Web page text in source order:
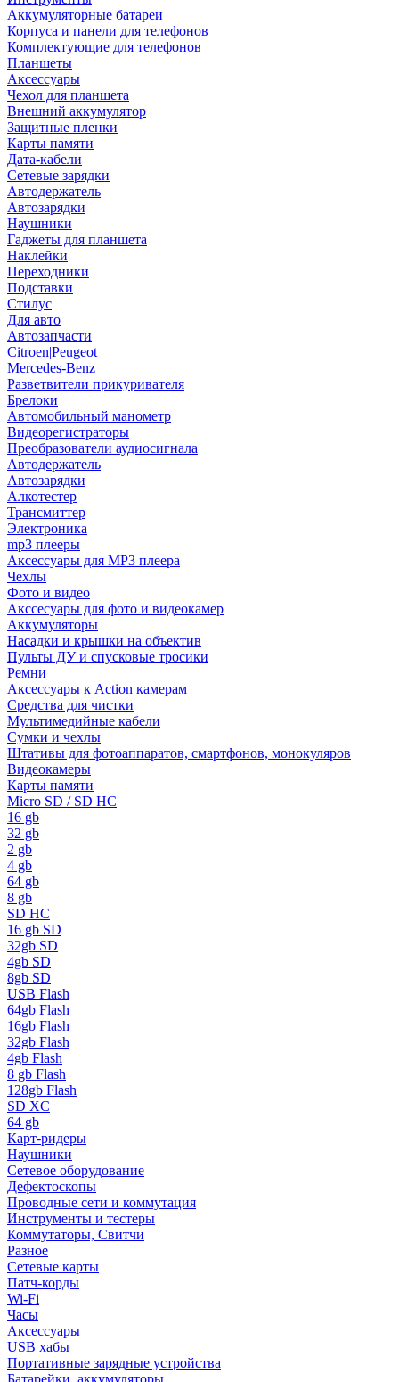
Аккумуляторные батареи
Корпуса и панели для телефонов
Комплектующие для телефонов
Планшеты
Аксессуары
Чехол для планшета
Внешний аккумулятор
Защитные пленки
Карты памяти
Дата-кабели
Сетевые зарядки
Автодержатель
Автозарядки
Наушники
Гаджеты для планшета
Наклейки
Переходники
Подставки
Стилус
Для авто
Автозапчасти
Citroen|Peugeot
Mercedes-Benz
Разветвители прикуривателя
Брелоки
Автомобильный манометр
Видеорегистраторы
Преобразователи аудиосигнала
Автодержатель
Автозарядки
Алкотестер
Трансмиттер
Электроника
mp3 плееры
Аксессуары для MP3 плеера
Чехлы
Фото и видео
Акссесуары для фото и видеокамер
Аккумуляторы
Насадки и крышки на объектив
Пульты ДУ и спусковые тросики
Ремни
Аксессуары к Action камерам
Средства для чистки
Мультимедийные кабели
Сумки и чехлы
Штативы для фотоаппаратов, смартфонов, монокуляров
Видеокамеры
Карты памяти
Micro SD / SD HC
16 gb
32 gb
2 gb
4 gb
64 gb
8 gb
SD HC
16 gb SD
32gb SD
4gb SD
8gb SD
USB Flash
64gb Flash
16gb Flash
32gb Flash
4gb Flash
8 gb Flash
128gb Flash
SD XC
64 gb
Карт-ридеры
Наушники
Сетевое оборудование
Дефектоскопы
Проводные сети и коммутация
Инструменты и тестеры
Коммутаторы, Свитчи
Разное
Сетевые карты
Патч-корды
Wi-Fi
Часы
Аксессуары
USB хабы
Портативные зарядные устройства
Батарейки, аккумуляторы